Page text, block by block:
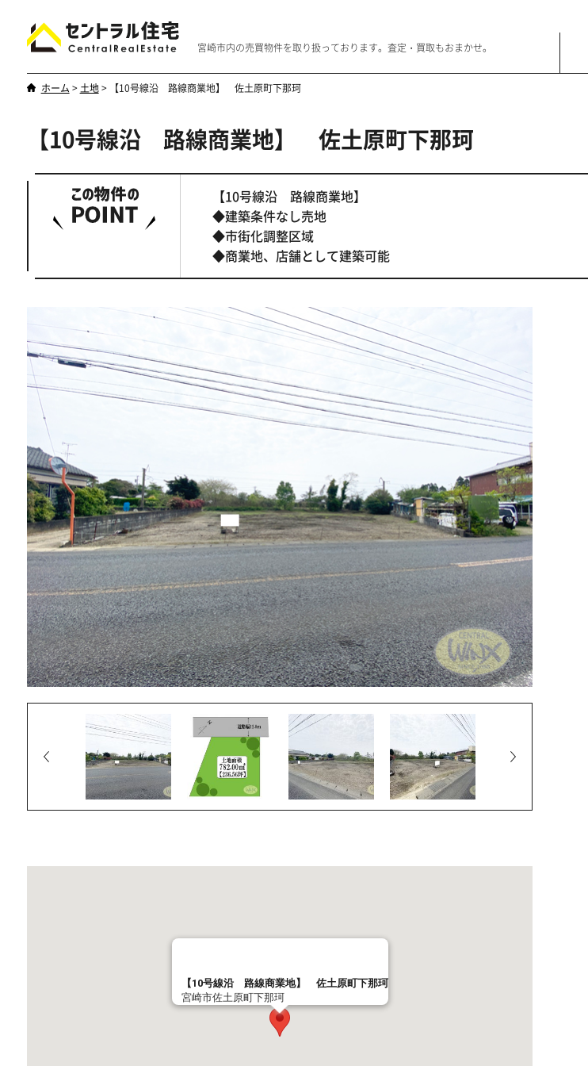
宮崎市内の売買物件を取り扱っております。査定・買取もおまかせ。
やはり一戸建てが一番
ホーム > 土地> 【10号線沿 路線商業地】 佐土原町下那珂
【10号線沿 路線商業地】 佐土原町下那珂
【10号線沿 路線商業地】
◆建築条件なし売地
◆市街化調整区域
◆商業地、店舗として建築可能
【10号線沿 路線商業地】 佐土原町下那珂
宮崎市佐土原町下那珂